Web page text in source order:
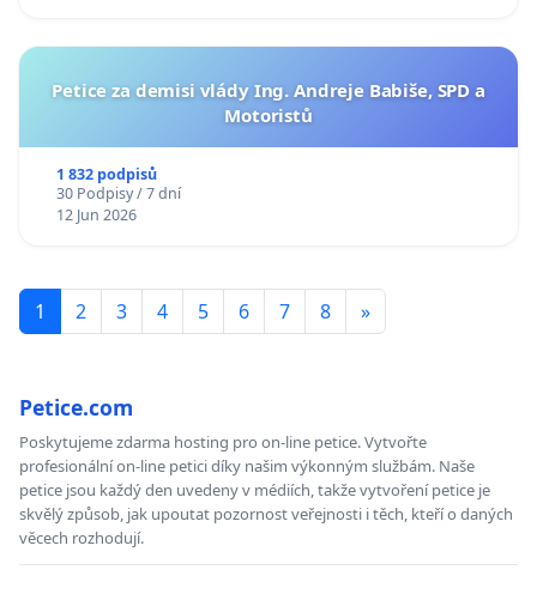
Petice za demisi vlády Ing. Andreje Babiše, SPD a
Motoristů
1 832 podpisů
30 Podpisy / 7 dní
12 Jun 2026
1 2 3 4 5 6 7 8 »
Petice.com
Poskytujeme zdarma hosting pro on-line petice. Vytvořte
profesionální on-line petici díky našim výkonným službám. Naše
petice jsou každý den uvedeny v médiích, takže vytvoření petice je
skvělý způsob, jak upoutat pozornost veřejnosti i těch, kteří o daných
věcech rozhodují.